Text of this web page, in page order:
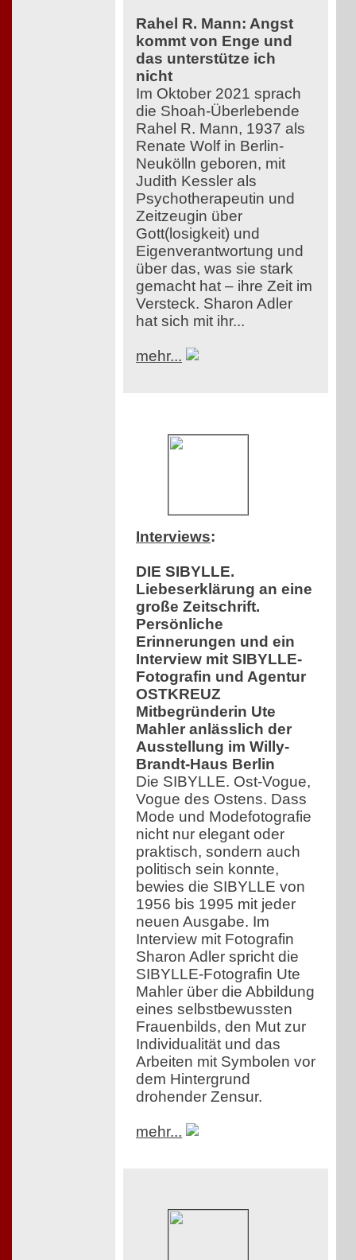
Rahel R. Mann: Angst
kommt von Enge und
das unterstütze ich
nicht
Im Oktober 2021 sprach
die Shoah-Überlebende
Rahel R. Mann, 1937 als
Renate Wolf in Berlin-
Neukölln geboren, mit
Judith Kessler als
Psychotherapeutin und
Zeitzeugin über
Gott(losigkeit) und
Eigenverantwortung und
über das, was sie stark
gemacht hat – ihre Zeit im
Versteck. Sharon Adler
hat sich mit ihr...
mehr...
Interviews:
DIE SIBYLLE.
Liebeserklärung an eine
große Zeitschrift.
Persönliche
Erinnerungen und ein
Interview mit SIBYLLE-
Fotografin und Agentur
OSTKREUZ
Mitbegründerin Ute
Mahler anlässlich der
Ausstellung im Willy-
Brandt-Haus Berlin
Die SIBYLLE. Ost-Vogue,
Vogue des Ostens. Dass
Mode und Modefotografie
nicht nur elegant oder
praktisch, sondern auch
politisch sein konnte,
bewies die SIBYLLE von
1956 bis 1995 mit jeder
neuen Ausgabe. Im
Interview mit Fotografin
Sharon Adler spricht die
SIBYLLE-Fotografin Ute
Mahler über die Abbildung
eines selbstbewussten
Frauenbilds, den Mut zur
Individualität und das
Arbeiten mit Symbolen vor
dem Hintergrund
drohender Zensur.
mehr...